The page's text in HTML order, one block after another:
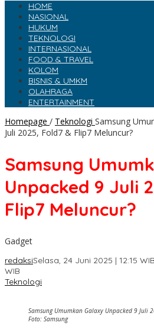
HOME
NASIONAL
HUKUM
TEKNOLOGI
INTERNASIONAL
FOOD & TRAVEL
KOLOM
BISNIS & UMKM
OLAHRAGA
ENTERTAINMENT
Homepage / Teknologi Samsung
Juli 2025, Fold7 & Flip7 Meluncur?
Samsung
Unpacked 9 Juli
Flip7 Meluncur?
Gadget
redaksiSelasa, 24 Juni 2025 | 12:15 WIB
WIB
Teknologi
Samsung Umumkan Galaxy Unpacked 9 Juli
Foto: Samsung